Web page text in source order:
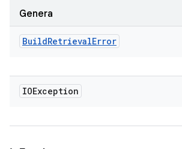
Genera
BuildRetrievalError
IOException